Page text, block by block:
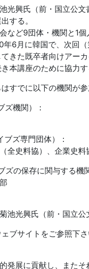
光興氏（前・国立公
する。
など9団体・機関と1
6月に韓国で、次回
きた既卒者向けア
本講座のために協力す
すでに以下の機関が参
ズ機関）：
ブズ専門団体）：
全史料協）、企業史料
ズの保存に関与する
池光興氏（前・国立公
ブサイトをご参照下さ
発展に貢献し、また